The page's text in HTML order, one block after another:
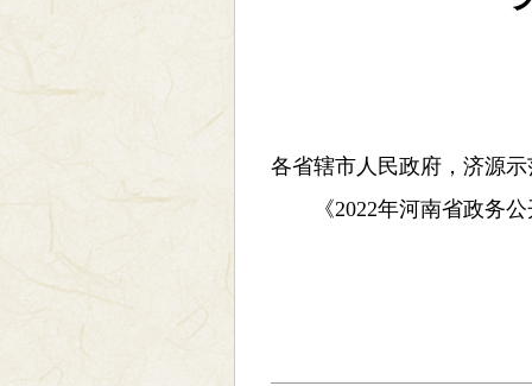
各省辖市人民政府，济源
《2022年河南省政务公